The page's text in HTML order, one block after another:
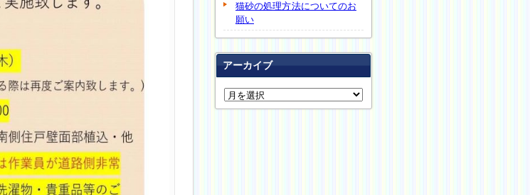
猫砂の処理方法についてのお
願い
アーカイブ